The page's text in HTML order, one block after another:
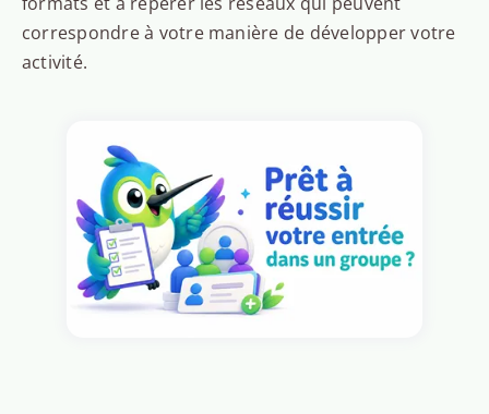
correspondre à votre manière de développer votre
activité.